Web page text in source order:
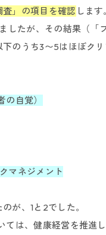
」の項目を確認 しま
したが、その結果（「
のうち3〜5はほぼク
自覚）
マネジメント
が、1と2でした。
ては、健康経営を推進